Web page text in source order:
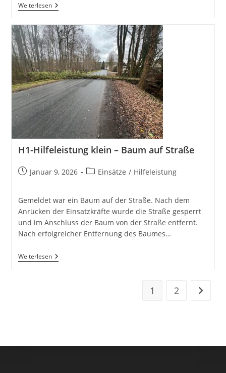
WeiterlesenH1-
Y
Über
Drehleiter
H1-Hilfeleistung klein – Baum auf Straße
BeitragJanuar 9, 2026
Beitrags-
Einsätze / Hilfeleistung
Gemeldet war ein Baum auf der Straße. Nach dem
Anrücken der Einsatzkräfte wurde die Straße gesperrt
und im Anschluss der Baum von der Straße entfernt.
Nach erfolgreicher Entfernung des Baumes…
WeiterlesenH1-
Hilfeleistung
1 2 Zur